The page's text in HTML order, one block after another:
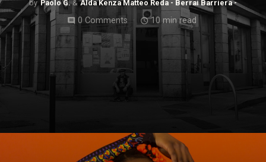
Paolo G. Alda Kenza Matteo Reda - Berrai Barriera -
comment 0 Comments access_time10 min read